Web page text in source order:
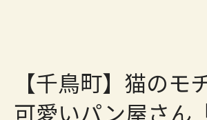
【千鳥町】猫のモ
可愛いパン屋さん